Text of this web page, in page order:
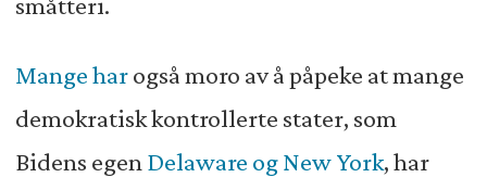
Mange harogså moro av å påpeke at mange
demokratisk kontrollerte stater, som
Bidens egen Delaware og New York, har